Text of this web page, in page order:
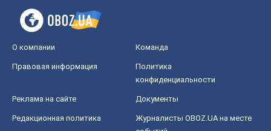
О компании Команда
Правовая информация
Политика
конфиденциальности
Реклама на сайте Документы
Редакционная политика
Журналисты OBOZ.UA на месте